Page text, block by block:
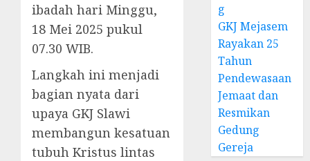
ibadah hari Minggu,
18 Mei 2025 pukul
07.30 WIB.
Langkah ini menjadi
bagian nyata dari
upaya GKJ Slawi
membangun kesatuan
tubuh Kristus lintas
g
GKJ Mejasem
Rayakan 25
Tahun
Pendewasaan
Jemaat dan
Resmikan
Gedung
Gereja